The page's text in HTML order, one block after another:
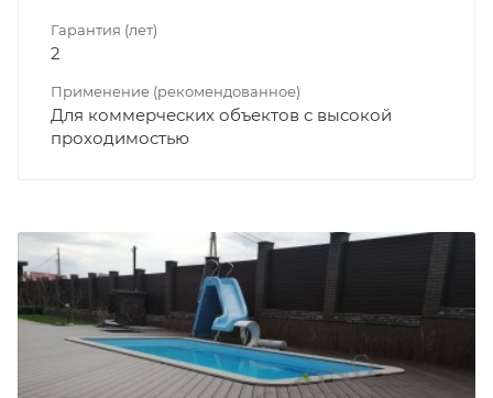
Гарантия (лет)
2
Применение (рекомендованное)
Для коммерческих объектов с высокой
проходимостью